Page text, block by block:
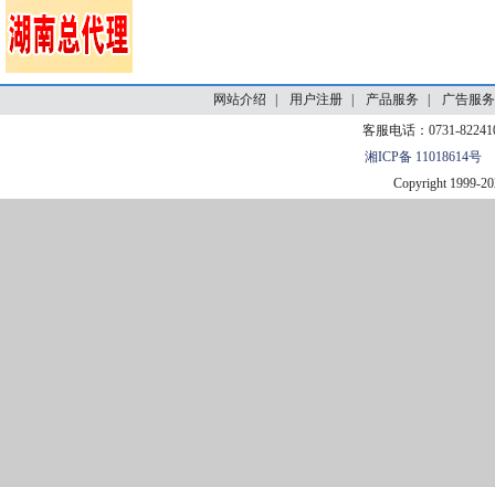
网站介绍 用户注册 产品服务
广告服务
客服电话：0731-
湘ICP备 11018614号
Copyright 1999-